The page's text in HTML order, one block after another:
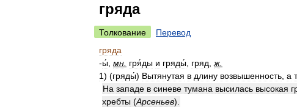
гряда
Толкование
Перевод
гряда
-ы́ мн гря́ды и гряды́ гряд ж
1) (гряды́) Вытянутая в длину возвышенность а
На западе в синеве тумана высилась высокая
хребты (Арсеньев)